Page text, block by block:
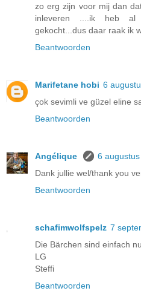
zo erg zijn voor mij dan
inleveren ....ik heb al
gekocht...dus daar raak ik
Beantwoorden
Marifetane hobi 6
çok sevimli ve güzel eline
Beantwoorden
Angélique
6
Dank jullie wel/thank you
Beantwoorden
schafimwolfspelz 7
Die Bärchen sind einfach
LG
Steffi
Beantwoorden